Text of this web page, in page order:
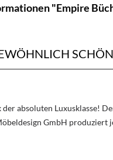
"Empire
absoluten Luxusklasse!
GmbH produziert